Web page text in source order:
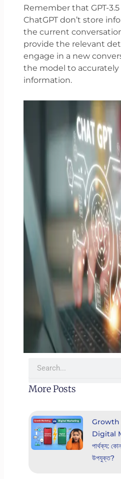
Remember that GPT-
ChatGPT don’t store
the current
provide the relevant
engage in a new
the model to
information.
More Posts
Growth
Digital
পার্থক্য:
উপযুক্ত?